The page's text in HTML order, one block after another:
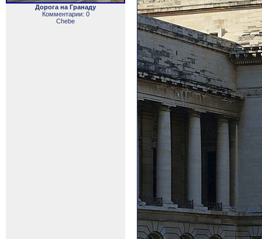
Дорога на Гранаду
Комментарии: 0
Chebe